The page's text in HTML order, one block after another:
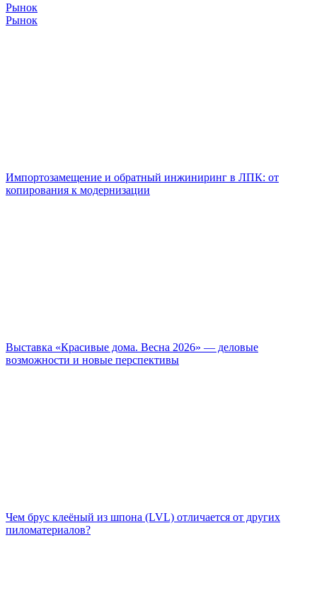
Рынок
Рынок
Импортозамещение и обратный инжиниринг в ЛПК: от
копирования к модернизации
Выставка «Красивые дома. Весна 2026» — деловые
возможности и новые перспективы
Чем брус клеёный из шпона (LVL) отличается от других
пиломатериалов?